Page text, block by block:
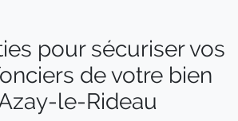
pour sécuriser vos
de votre bien
le-Rideau